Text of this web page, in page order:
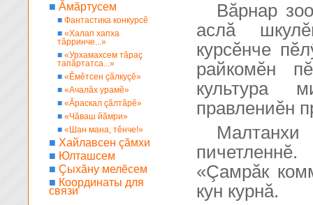
Вăрнар
аслă
курсĕнче
райкомĕн
культура
правлениĕн
Малтанхи
«Çамрăк
кун курнă.
■ Ăмăртусем
■ Фантастика конкурсĕ
■ «Халап хапха
тăрринче...»
■ «Урхамахсем тăраç
тапăртатса...»
■ «Ĕмĕтсен çăлкуçĕ»
■ «Ачалăх урамĕ»
■ «Ăраскал çăлтăрĕ»
■ «Чăваш йăмри»
■ «Шан мана, тĕнче!»
■ Хайлавсен çăмхи
■ Юлташсем
■ Çыхăну мелĕсем
■ Координаты для
связи